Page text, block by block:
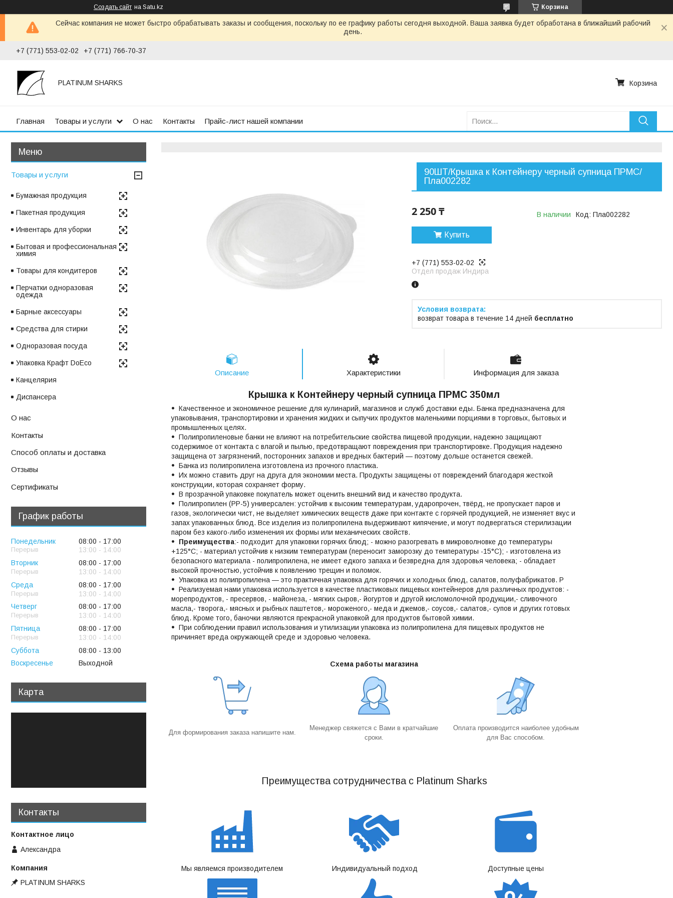
Создать сайт на Satu.kz Корзина
Сейчас компания не может быстро обрабатывать заказы и сообщения, поскольку по ее графику работы сегодня выходной. Ваша заявка будет обработана в ближайший рабочий
день.
+7 (771) 553-02-02 +7 (771) 766-70-37
PLATINUM SHARKS Корзина
Главная Товары и услуги О нас Контакты Прайс-лист нашей компании
90ШТ/Крышка к Контейнеру черный супница ПРМС/
Пла002282
2 250 ₸ В наличии Код: Пла002282
Купить
+7 (771) 553-02-02
Отдел продаж Индира
возврат товара в течение 14 дней бесплатно
Описание Характеристики Информация для заказа
Крышка к Контейнеру черный супница ПРМС 350мл
Качественное и экономичное решение для кулинарий, магазинов и служб доставки еды. Банка предназначена для
упаковывания, транспортировки и хранения жидких и сыпучих продуктов маленькими порциями в торговых, бытовых и
промышленных целях.
Полипропиленовые банки не влияют на потребительские свойства пищевой продукции, надежно защищают
содержимое от контакта с влагой и пылью, предотвращают повреждения при транспортировке. Продукция надежно
защищена от загрязнений, посторонних запахов и вредных бактерий — поэтому дольше останется свежей.
Банка из полипропилена изготовлена из прочного пластика.
Их можно ставить друг на друга для экономии места. Продукты защищены от повреждений благодаря жесткой
конструкции, которая сохраняет форму.
В прозрачной упаковке покупатель может оценить внешний вид и качество продукта.
Полипропилен (PP-5) универсален: устойчив к высоким температурам, ударопрочен, твёрд, не пропускает паров и
газов, экологически чист, не выделяет химических веществ даже при контакте с горячей продукцией, не изменяет вкус и
запах упакованных блюд. Все изделия из полипропилена выдерживают кипячение, и могут подвергаться стерилизации
паром без какого-либо изменения их формы или механических свойств.
Преимущества:- подходит для упаковки горячих блюд; - можно разогревать в микроволновке до температуры
+125°С; - материал устойчив к низким температурам (переносит заморозку до температуры -15°С); - изготовлена из
безопасного материала - полипропилена, не имеет едкого запаха и безвредна для здоровья человека; - обладает
высокой прочностью, устойчив к появлению трещин и поломок.
Упаковка из полипропилена — это практичная упаковка для горячих и холодных блюд, салатов, полуфабрикатов. Р
Реализуемая нами упаковка используется в качестве пластиковых пищевых контейнеров для различных продуктов: -
морепродуктов, - пресервов, - майонеза, - мягких сыров,- йогуртов и другой кисломолочной продукции,- сливочного
масла,- творога,- мясных и рыбных паштетов,- мороженого,- меда и джемов,- соусов,- салатов,- супов и других готовых
блюд. Кроме того, баночки являются прекрасной упаковкой для продуктов бытовой химии.
При соблюдении правил использования и утилизации упаковка из полипропилена для пищевых продуктов не
причиняет вреда окружающей среде и здоровью человека.
Схема работы магазина
Для формирования заказа напишите нам.
Менеджер свяжется с Вами в кратчайшие
сроки.
Оплата производится наиболее удобным
для Вас способом.
Преимущества сотрудничества с Platinum Sharks
Мы являемся производителем Индивидуальный подход Доступные цены
Товары и услуги
Бумажная продукция
Пакетная продукция
Инвентарь для уборки
Бытовая и профессиональная
химия
Товары для кондитеров
Перчатки одноразовая
одежда
Барные аксессуары
Средства для стирки
Одноразовая посуда
Упаковка Крафт DoEco
Канцелярия
Диспансера
О нас
Контакты
Способ оплаты и доставка
Отзывы
Сертификаты
График работы
Понедельник 08:00
17:00
13:00
14:00
Вторник
08:00
17:00
13:00
14:00
Среда
08:00
17:00
13:00
14:00
Четверг
08:00
17:00
13:00
14:00
Пятница
08:00
17:00
13:00
14:00
Суббота
08:00
13:00
Воскресенье
Выходной
Карта
Контакты
Александра
PLATINUM SHARKS